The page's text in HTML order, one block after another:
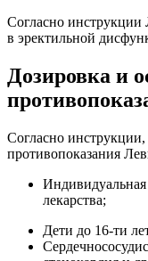
Согласно инструкции
в эректильной
Дозировка и
Согласно
противопоказания
лекарства;
Дети до 16-ти